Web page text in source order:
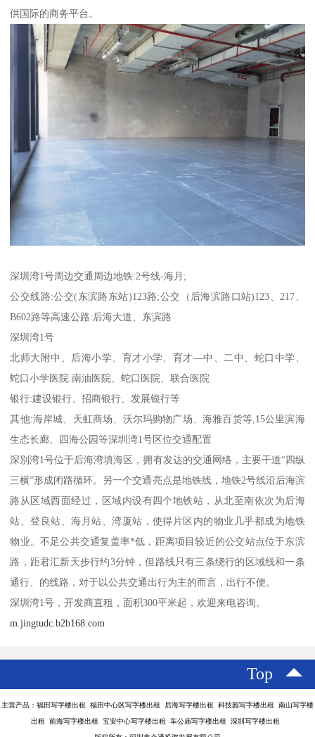
供国际的商务平台。
深圳湾1号周边交通周边地铁:2号线-海月;
公交线路:公交(东滨路东站)123路;公交（后海滨路口站)123、217、
B602路等高速公路:后海大道、东滨路
深圳湾1号
北师大附中、后海小学、育才小学、育才—中、二中、蛇口中学、
蛇口小学医院:南油医院、蛇口医院、联合医院
银行:建设银行、招商银行、发展银行等
其他:海岸城、天虹商场、沃尔玛购物广场、海雅百货等,15公里滨海
生态长廊、四海公园等深圳湾1号区位交通配置
深别湾1号位于后海湾填海区，拥有发达的交通网络，主要干道“四纵
三横”形成闭路循环。另一个交通亮点是地铁线，地铁2号线沿后海滨
路从区域西面经过，区域内设有四个地铁站，从北至南依次为后海
站、登良站、海月站、湾厦站，使得片区内的物业几乎都成为地铁
物业。不足公共交通复盖率*低，距离项目较近的公交站点位于东滨
路，距君汇新天步行约3分钟，但路线只有三条绕行的区域线和一条
通行、的线路，对于以公共交通出行为主的而言，出行不便。
深圳湾1号，开发商直租，面积300平米起，欢迎来电咨询。
m.jingtudc.b2b168.com
Top
主营产品：福田写字楼出租 福田中心区写字楼出租 后海写字楼出租 科技园写字楼出租 南山写字楼
出租 前海写字楼出租 宝安中心写字楼出租 车公庙写字楼出租 深圳写字楼出租